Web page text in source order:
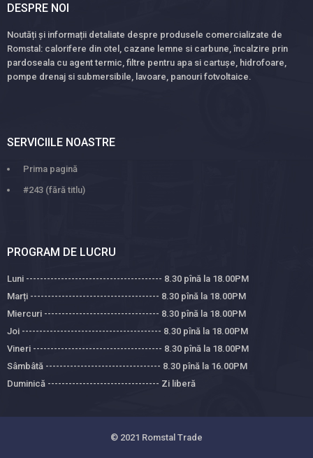
DESPRE NOI
Noutăți și informații detaliate despre produsele comercializate de
Romstal: calorifere din otel, cazane lemne si carbune, încalzire prin
pardoseala cu agent termic, filtre pentru apa si cartușe, hidrofoare,
pompe drenaj si submersibile, lavoare, panouri fotvoltaice.
SERVICIILE NOASTRE
Prima pagină
#243 (fără titlu)
PROGRAM DE LUCRU
Luni --------------------------------------- 8.30 pînă la 18.00PM
Marți ------------------------------------- 8.30 pînă la 18.00PM
Miercuri --------------------------------- 8.30 pînă la 18.00PM
Joi ---------------------------------------- 8.30 pînă la 18.00PM
Vineri ------------------------------------- 8.30 pînă la 18.00PM
Sâmbâtă --------------------------------- 8.30 pînă la 16.00PM
Duminică -------------------------------- Zi liberă
© 2021 Romstal Trade